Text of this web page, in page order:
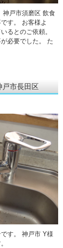
神戸市須磨区 飲食
す。 お客様よ
るとのご依頼。
必要でした。 た
市長田区
す。 神戸市 Y様